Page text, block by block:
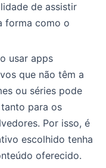
de assistir
forma como o
usar apps
que não têm a
ou séries pode
para os
Por isso, é
escolhido tenha
oferecido.